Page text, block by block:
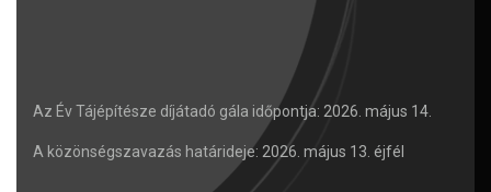
Az Év Tájépítésze díjátadó gála időpontja: 2026. május 14.
A közönségszavazás határideje: 2026. május 13. éjfél